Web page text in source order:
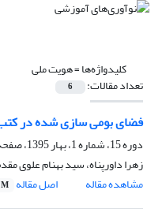
کلیدواژه‌ها =هویت ملی
تعداد مقالات: 6
فضای بومی سازی شده در
دوره 15، شماره 1، بهار 1395، صفحه
زهرا داورپناه، سید بهنام علوی
مشاهده مقاله
اصل مقاله